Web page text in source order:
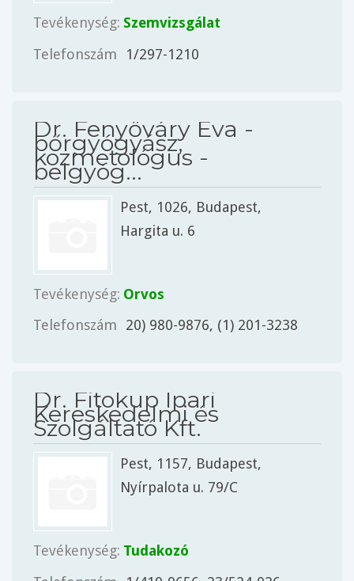
Tevékenység: Szemvizsgálat
Telefonszám
1/297-1210
Dr. Fenyőváry Éva -
bőrgyógyász,
kozmetológus -
belgyóg...
Pest, 1026, Budapest,
Hargita u. 6
Tevékenység: Orvos
Telefonszám
20) 980-9876, (1) 201-3238
Dr. Fitokup Ipari
Kereskedelmi és
Szolgáltató Kft.
Pest, 1157, Budapest,
Nyírpalota u. 79/C
Tevékenység: Tudakozó